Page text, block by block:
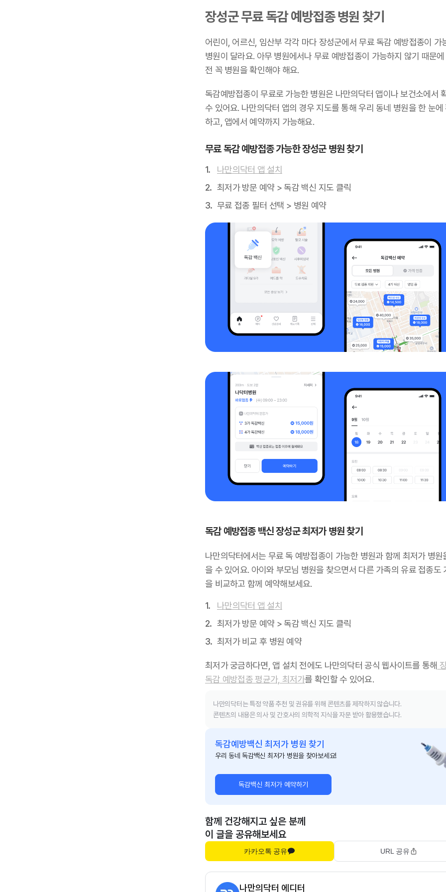
장성군 무료 독감 예방접종 병원 찾기
어린이, 어르신, 임산부 각각 마다 장성군에서 무료 독감 예방접종이 가
병원이 달라요. 아무 병원에서나 무료 예방접종이 가능하지 않기 때문
전 꼭 병원을 확인해야 해요.
독감예방접종이 무료로 가능한 병원은 나만의닥터 앱이나 보건소에서
수 있어요. 나만의닥터 앱의 경우 지도를 통해 우리 동네 병원을 한 눈에
하고, 앱에서 예약까지 가능해요.
무료 독감 예방접종 가능한 장성군 병원 찾기
나만의닥터 앱 설치
최저가 방문 예약 > 독감 백신 지도 클릭
무료 접종 필터 선택 > 병원 예약
독감 예방접종 백신 장성군 최저가 병원 찾기
나만의닥터에서는 무료 독 예방접종이 가능한 병원과 함께 최저가 병원
을 수 있어요. 아이와 부모님 병원을 찾으면서 다른 가족의 유료 접종도
을 비교하고 함께 예약해보세요.
나만의닥터 앱 설치
최저가 방문 예약 > 독감 백신 지도 클릭
최저가 비교 후 병원 예약
최저가 궁금하다면, 앱 설치 전에도 나만의닥터 공식 웹사이트를 통해
독감 예방접종 평균가, 최저가를 확인할 수 있어요.
나만의닥터는 특정 약품 추천 및 권유를 위해 콘텐츠를 제작하지 않습니다.
콘텐츠의 내용은 의사 및 간호사의 의학적 지식을 자문 받아 활용했습니다.
독감예방백신 최저가 병원 찾기
우리 동네 독감백신 최저가 병원을 찾아보세요!
독감백신 최저가 예약하기
함께 건강해지고 싶은 분께
이 글을 공유해보세요
카카오톡 공유 URL 공유
나만의닥터 에디터